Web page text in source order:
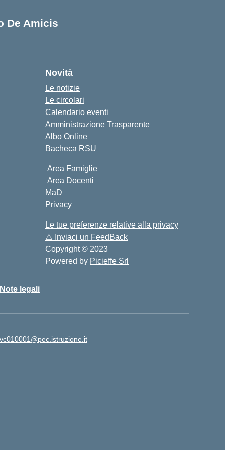
De Amicis
Novità
Le notizie
Le circolari
Calendario eventi
Amministrazione Trasparente
Albo Online
Bacheca RSU
Area Famiglie
Area Docenti
MaD
Privacy
Le tue preferenze relative alla privacy
⚠️ Inviaci un FeedBack
Copyright © 2023
Powered by Picieffe Srl
Note legali